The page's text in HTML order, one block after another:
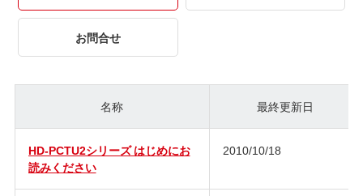
お問合せ
名称 最終更新日
HD-PCTU2シリーズ はじめにお
読みください
2010/10/18